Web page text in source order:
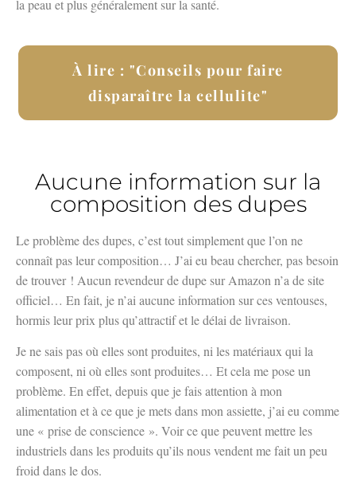
la peau et plus généralement sur la santé.
À lire : "Conseils pour faire
disparaître la cellulite"
Aucune information sur la
composition des dupes
Le problème des dupes, c’est tout simplement que l’on ne
connaît pas leur composition… J’ai eu beau chercher, pas besoin
de trouver ! Aucun revendeur de dupe sur Amazon n’a de site
officiel… En fait, je n’ai aucune information sur ces ventouses,
hormis leur prix plus qu’attractif et le délai de livraison.
Je ne sais pas où elles sont produites, ni les matériaux qui la
composent, ni où elles sont produites… Et cela me pose un
problème. En effet, depuis que je fais attention à mon
alimentation et à ce que je mets dans mon assiette, j’ai eu comme
une « prise de conscience ». Voir ce que peuvent mettre les
industriels dans les produits qu’ils nous vendent me fait un peu
froid dans le dos.